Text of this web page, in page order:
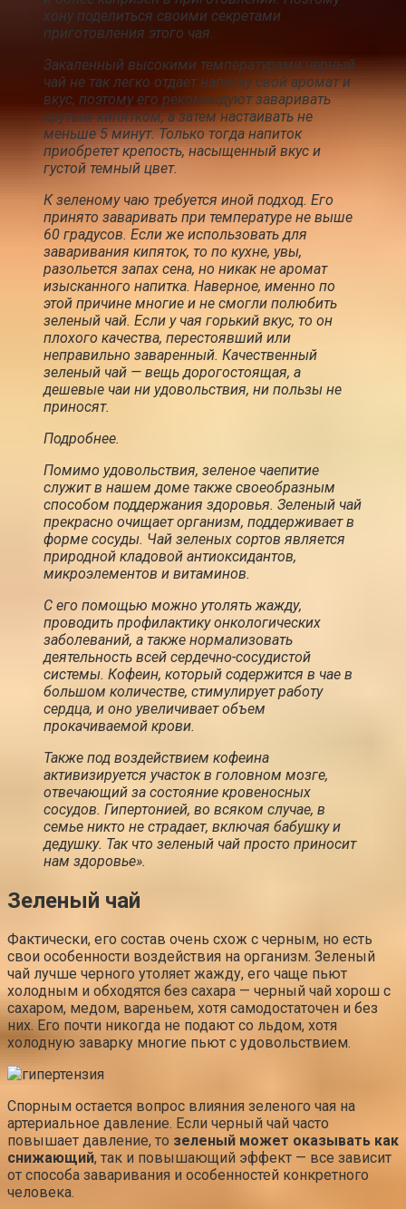
хону поделиться своими секретами
приготовления этого чая.
Закаленный высокими температурами черный
чай не так легко отдает напитку свой аромат и
вкус, поэтому его рекомендуют заваривать
крутым кипятком, а затем настаивать не
меньше 5 минут. Только тогда напиток
приобретет крепость, насыщенный вкус и
густой темный цвет.
К зеленому чаю требуется иной подход. Его
принято заваривать при температуре не выше
60 градусов. Если же использовать для
заваривания кипяток, то по кухне, увы,
разольется запах сена, но никак не аромат
изысканного напитка. Наверное, именно по
этой причине многие и не смогли полюбить
зеленый чай. Если у чая горький вкус, то он
плохого качества, перестоявший или
неправильно заваренный. Качественный
зеленый чай — вещь дорогостоящая, а
дешевые чаи ни удовольствия, ни пользы не
приносят.
Подробнее.
Помимо удовольствия, зеленое чаепитие
служит в нашем доме также своеобразным
способом поддержания здоровья. Зеленый чай
прекрасно очищает организм, поддерживает в
форме сосуды. Чай зеленых сортов является
природной кладовой антиоксидантов,
микроэлементов и витаминов.
С его помощью можно утолять жажду,
проводить профилактику онкологических
заболеваний, а также нормализовать
деятельность всей сердечно-сосудистой
системы. Кофеин, который содержится в чае в
большом количестве, стимулирует работу
сердца, и оно увеличивает объем
прокачиваемой крови.
Также под воздействием кофеина
активизируется участок в головном мозге,
отвечающий за состояние кровеносных
сосудов. Гипертонией, во всяком случае, в
семье никто не страдает, включая бабушку и
дедушку. Так что зеленый чай просто приносит
нам здоровье».
Зеленый чай
Фактически, его состав очень схож с черным, но есть
свои особенности воздействия на организм. Зеленый
чай лучше черного утоляет жажду, его чаще пьют
холодным и обходятся без сахара — черный чай хорош с
сахаром, медом, вареньем, хотя самодостаточен и без
них. Его почти никогда не подают со льдом, хотя
холодную заварку многие пьют с удовольствием.
Спорным остается вопрос влияния зеленого чая на
артериальное давление. Если черный чай часто
повышает давление, то зеленый может оказывать как
снижающий, так и повышающий эффект — все зависит
от способа заваривания и особенностей конкретного
человека.